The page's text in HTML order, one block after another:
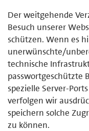
Der weitgehende
Besuch unserer
schützen. Wenn es
unerwünschte/
technische
passwortgeschützte
spezielle Server-
verfolgen wir
speichern solche
zu können.